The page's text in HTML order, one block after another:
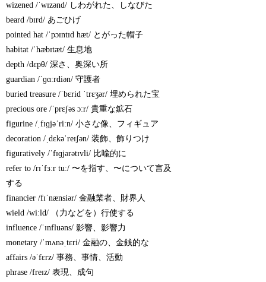
wizened /ˈwɪzənd/ しわがれた、しなびた
beard /bɪrd/ あごひげ
pointed hat /ˈpɔɪntɪd hæt/ とがった帽子
habitat /ˈhæbɪtæt/ 生息地
depth /dɛpθ/ 深さ、奥深い所
guardian /ˈɡɑːrdiən/ 守護者
buried treasure /ˈbɛrid ˈtrɛʒər/ 埋められた宝
precious ore /ˈprɛʃəs ɔːr/ 貴重な鉱石
figurine /ˌfɪɡjəˈriːn/ 小さな像、フィギュア
decoration /ˌdɛkəˈreɪʃən/ 装飾、飾りつけ
figuratively /ˈfɪɡjərətɪvli/ 比喩的に
refer to /rɪˈfɜːr tuː/ 〜を指す、〜について言及
する
financier /fɪˈnænsiər/ 金融業者、財界人
wield /wiːld/ （力などを）行使する
influence /ˈɪnfluəns/ 影響、影響力
monetary /ˈmʌnəˌtɛri/ 金融の、金銭的な
affairs /əˈfɛrz/ 事務、事情、活動
phrase /freɪz/ 表現、成句